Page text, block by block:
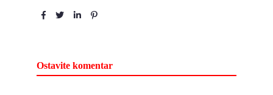
Ostavite komentar